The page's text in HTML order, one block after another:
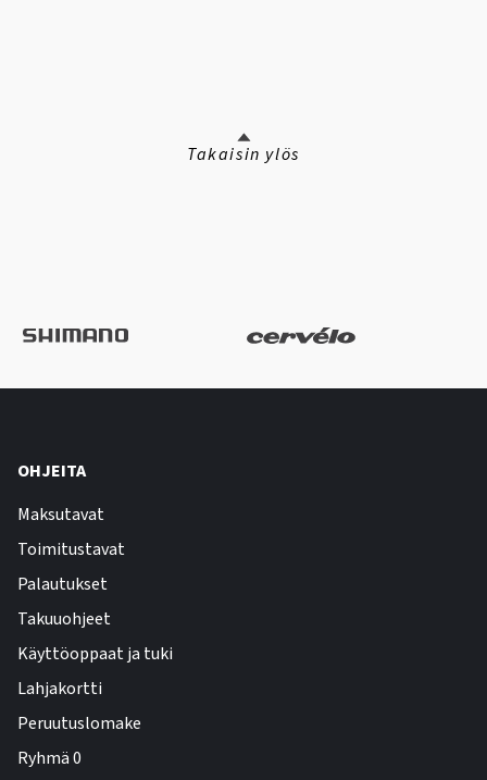
Takaisin ylös
OHJEITA
Maksutavat
Toimitustavat
Palautukset
Takuuohjeet
Käyttöoppaat ja tuki
Lahjakortti
Peruutuslomake
Ryhmä 0